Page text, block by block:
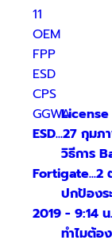
License
ESD...27 กุมภ
วิธีการ
Fortigate...2
ปกป้องร
2019 - 9:14 น.
ทำไมต้อ